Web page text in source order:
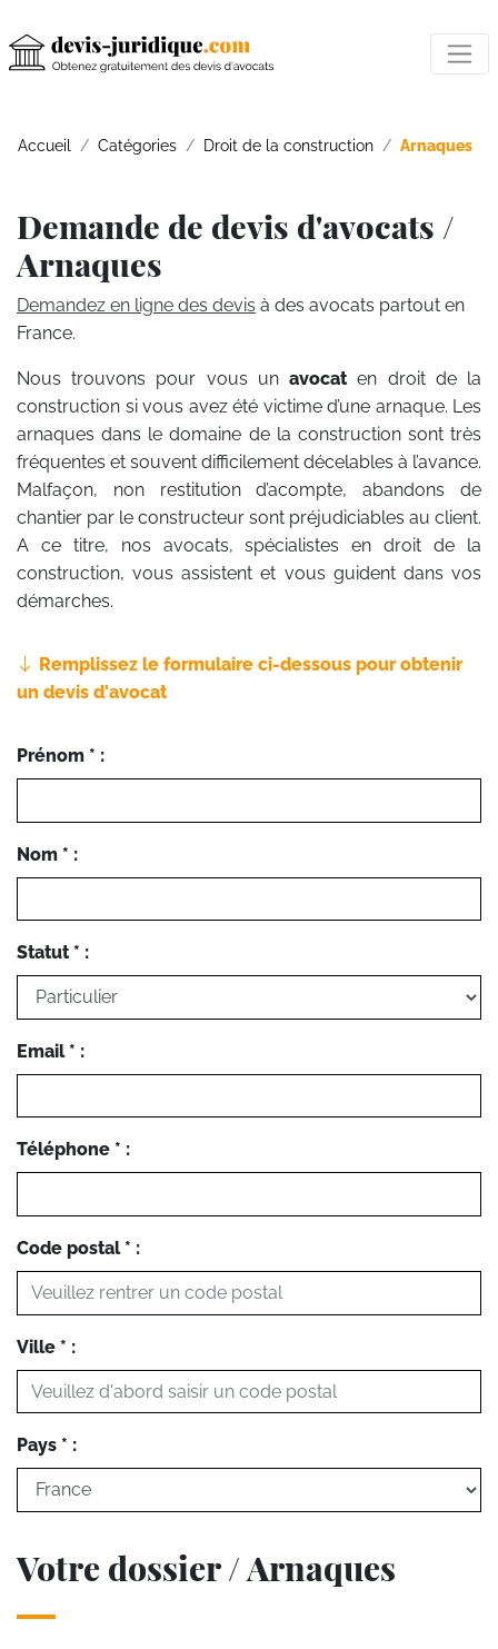
Accueil Catégories Droit de la construction Arnaques
Demande de devis d'avocats /
Arnaques
Demandez en ligne des devis à des avocats partout en
France.
Nous trouvons pour vous unavocaten droit de la
construction si vous avez été victime d’une arnaque. Les
arnaques dans le domaine de la construction sont très
fréquentes et souvent difficilement décelables à l’avance.
Malfaçon, non restitution d’acompte, abandons de
chantier par le constructeur sont préjudiciables au client.
A ce titre, nos avocats, spécialistes en droit de la
construction, vous assistent et vous guident dans vos
démarches.
Remplissez le formulaire ci-dessous pour obtenir
un devis d'avocat
Prénom * :
Nom * :
Statut * :
Email * :
Téléphone * :
Code postal * :
Ville * :
Pays * :
Votre dossier / Arnaques